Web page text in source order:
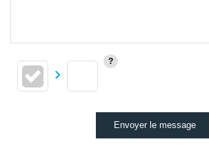
Envoyer le message